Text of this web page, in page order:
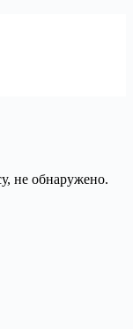
не обнаружено.